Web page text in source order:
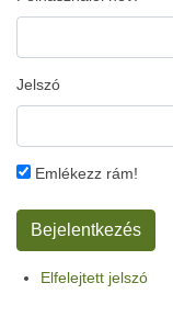
Jelszó
Emlékezz rám!
Elfelejtett jelszó